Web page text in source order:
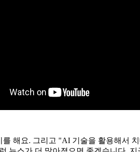
해요. 그리고 "AI 기술을 활용해서 치